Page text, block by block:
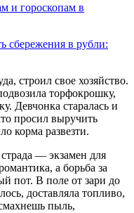
и гороскопам в
сбережения в рубли:
строил свое хозяйство.
торфокрошку,
Девчонка старалась и
просил выручить
корма развезти.
— экзамен для
а борьба за
пот. В поле от зари до
доставляла топливо,
пыль,